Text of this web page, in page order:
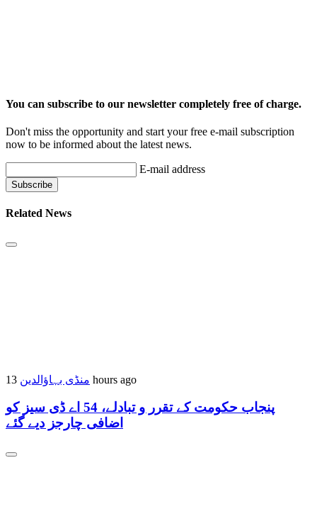
You can subscribe to our newsletter completely free of charge.
Don't miss the opportunity and start your free e-mail subscription
now to be informed about the latest news.
E-mail address
Related News
منڈی بہاؤالدین 13 hours ago
پنجاب حکومت کے تقرر و تبادلے، 54 اے ڈی سیز کو
اضافی چارجز دیے گئے